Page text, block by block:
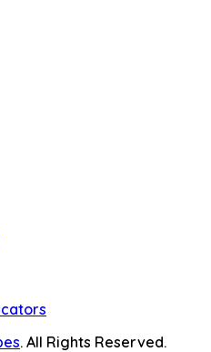
. All Rights Reserved.